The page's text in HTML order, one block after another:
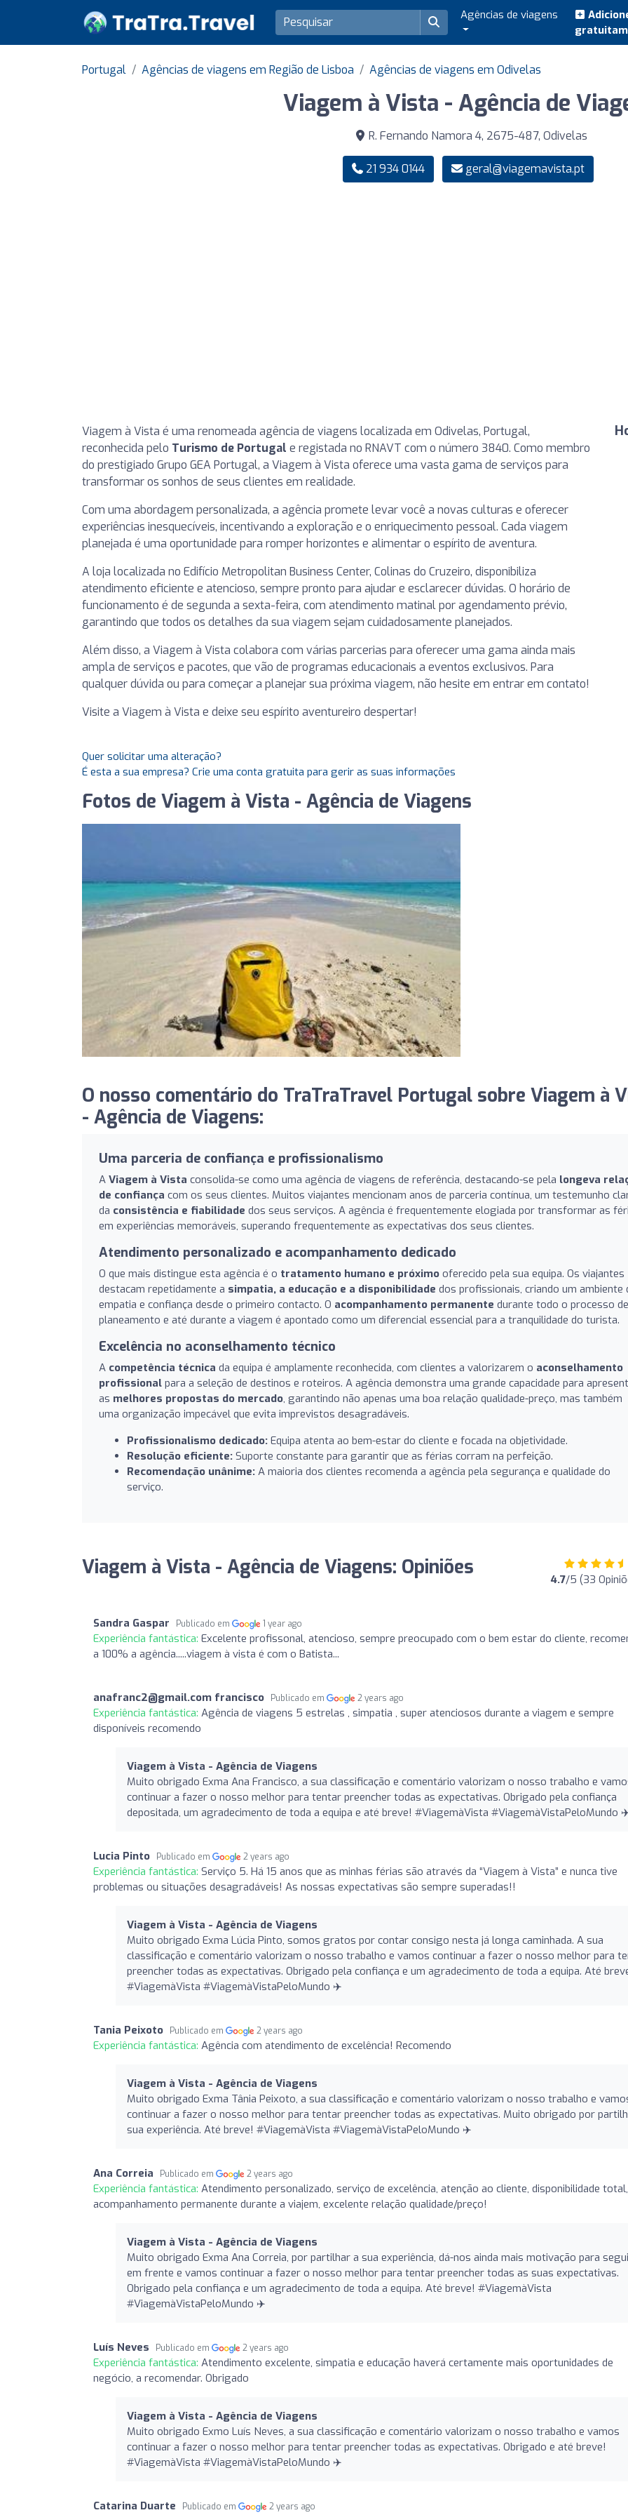
Agências de viagens
Portugal Agências de viagens em Região de Lisboa Agências de viagens em Odivelas
Viagem à Vista - Agência de
R. Fernando Namora 4, 2675-487, Odivelas
21 934 0144 geral@viagemavista.pt
Viagem à Vista é uma renomeada agência de viagens localizada em Odivelas, Portugal,
reconhecida pelo Turismo de Portugal e registada no RNAVT com o número 3840. Como membro
do prestigiado Grupo GEA Portugal, a Viagem à Vista oferece uma vasta gama de serviços para
transformar os sonhos de seus clientes em realidade.
Com uma abordagem personalizada, a agência promete levar você a novas culturas e oferecer
experiências inesquecíveis, incentivando a exploração e o enriquecimento pessoal. Cada viagem
planejada é uma oportunidade para romper horizontes e alimentar o espírito de aventura.
A loja localizada no Edifício Metropolitan Business Center, Colinas do Cruzeiro, disponibiliza
atendimento eficiente e atencioso, sempre pronto para ajudar e esclarecer dúvidas. O horário de
funcionamento é de segunda a sexta-feira, com atendimento matinal por agendamento prévio,
garantindo que todos os detalhes da sua viagem sejam cuidadosamente planejados.
Além disso, a Viagem à Vista colabora com várias parcerias para oferecer uma gama ainda mais
ampla de serviços e pacotes, que vão de programas educacionais a eventos exclusivos. Para
qualquer dúvida ou para começar a planejar sua próxima viagem, não hesite em entrar em contato!
Visite a Viagem à Vista e deixe seu espírito aventureiro despertar!
Quer solicitar uma alteração?
É esta a sua empresa? Crie uma conta gratuita para gerir as suas informações
Fotos de Viagem à Vista - Agência de Viagens
O nosso comentário do TraTraTravel Portugal sobre Viagem à
- Agência de Viagens:
Uma parceria de confiança e profissionalismo
A Viagem à Vista consolida-se como uma agência de viagens de referência, destacando-se pela longeva
de confiança com os seus clientes. Muitos viajantes mencionam anos de parceria contínua, um testemunho
da consistência e fiabilidade dos seus serviços. A agência é frequentemente elogiada por transformar as
em experiências memoráveis, superando frequentemente as expectativas dos seus clientes.
Atendimento personalizado e acompanhamento dedicado
O que mais distingue esta agência é o tratamento humano e próximo oferecido pela sua equipa. Os viajantes
destacam repetidamente a simpatia, a educação e a disponibilidade dos profissionais, criando um ambiente
empatia e confiança desde o primeiro contacto. O acompanhamento permanente durante todo o processo de
planeamento e até durante a viagem é apontado como um diferencial essencial para a tranquilidade do turista.
Excelência no aconselhamento técnico
A competência técnica da equipa é amplamente reconhecida, com clientes a valorizarem o aconselhamento
profissional para a seleção de destinos e roteiros. A agência demonstra uma grande capacidade para
as melhores propostas do mercado, garantindo não apenas uma boa relação qualidade-preço, mas também
uma organização impecável que evita imprevistos desagradáveis.
Profissionalismo dedicado: Equipa atenta ao bem-estar do cliente e focada na objetividade.
Resolução eficiente: Suporte constante para garantir que as férias corram na perfeição.
Recomendação unânime: A maioria dos clientes recomenda a agência pela segurança e qualidade do
serviço.
Viagem à Vista - Agência de Viagens: Opiniões 4.7/5 (33
Sandra Gaspar Publicado em 1 year ago
Experiência fantástica: Excelente profissonal, atencioso, sempre preocupado com o bem estar do cliente,
a 100% a agência.....viagem à vista é com o Batista...
anafranc2@gmail.com francisco Publicado em 2 years ago
Experiência fantástica: Agência de viagens 5 estrelas , simpatia , super atenciosos durante a viagem e sempre
disponíveis recomendo
Viagem à Vista - Agência de Viagens
Muito obrigado Exma Ana Francisco, a sua classificação e comentário valorizam o nosso trabalho e
continuar a fazer o nosso melhor para tentar preencher todas as expectativas. Obrigado pela confiança
depositada, um agradecimento de toda a equipa e até breve! #ViagemàVista #ViagemàVistaPeloMundo
Lucia Pinto Publicado em 2 years ago
Experiência fantástica: Serviço 5. Há 15 anos que as minhas férias são através da “Viagem à Vista” e nunca tive
problemas ou situações desagradáveis! As nossas expectativas são sempre superadas!!
Viagem à Vista - Agência de Viagens
Muito obrigado Exma Lúcia Pinto, somos gratos por contar consigo nesta já longa caminhada. A sua
classificação e comentário valorizam o nosso trabalho e vamos continuar a fazer o nosso melhor para
preencher todas as expectativas. Obrigado pela confiança e um agradecimento de toda a equipa. Até
#ViagemàVista #ViagemàVistaPeloMundo ✈️
Tania Peixoto Publicado em 2 years ago
Experiência fantástica: Agência com atendimento de excelência! Recomendo
Viagem à Vista - Agência de Viagens
Muito obrigado Exma Tânia Peixoto, a sua classificação e comentário valorizam o nosso trabalho e
continuar a fazer o nosso melhor para tentar preencher todas as expectativas. Muito obrigado por
sua experiência. Até breve! #ViagemàVista #ViagemàVistaPeloMundo ✈️
Ana Correia Publicado em 2 years ago
Experiência fantástica: Atendimento personalizado, serviço de excelência, atenção ao cliente, disponibilidade total,
acompanhamento permanente durante a viajem, excelente relação qualidade/preço!
Viagem à Vista - Agência de Viagens
Muito obrigado Exma Ana Correia, por partilhar a sua experiência, dá-nos ainda mais motivação para
em frente e vamos continuar a fazer o nosso melhor para tentar preencher todas as suas expectativas.
Obrigado pela confiança e um agradecimento de toda a equipa. Até breve! #ViagemàVista
#ViagemàVistaPeloMundo ✈️
Luís Neves Publicado em 2 years ago
Experiência fantástica: Atendimento excelente, simpatia e educação haverá certamente mais oportunidades de
negócio, a recomendar. Obrigado
Viagem à Vista - Agência de Viagens
Muito obrigado Exmo Luís Neves, a sua classificação e comentário valorizam o nosso trabalho e vamos
continuar a fazer o nosso melhor para tentar preencher todas as expectativas. Obrigado e até breve!
#ViagemàVista #ViagemàVistaPeloMundo ✈️
Catarina Duarte Publicado em 2 years ago